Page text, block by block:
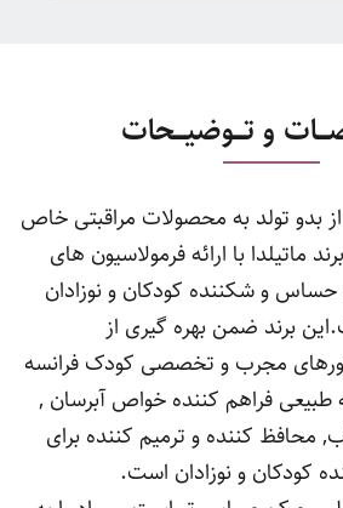
و تـــوضیـــحات
بدو تولد به محصولات مراقبتی خاص
ماتیلدا با ارائه فرمولاسیون های
و شکننده کودکان و نوزادان
برند ضمن بهره گیری از
مجرب و تخصصی کودک فرانسه
طبیعی فراهم کننده خواص آبرسان ,
محافظ کننده و ترمیم کننده برای
و نوزادان است.